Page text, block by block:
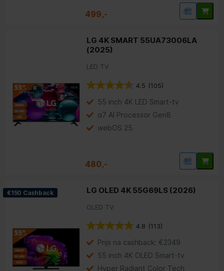
499,-
LG 4K SMART 55UA73006LA
(2025)
LED TV
4.5 (105)
55 inch 4K LED Smart-tv
α7 AI Processor Gen8
webOS 25
480,-
€150 Cashback LG OLED 4K 55G69LS (2026)
OLED TV
4.8 (113)
Prijs na cashback: €2349
55 inch 4K OLED Smart-tv
Hyper Radiant Color Tech